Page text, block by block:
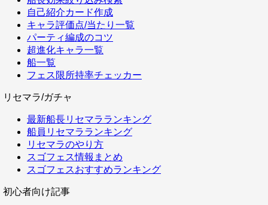
自己紹介カード作成
キャラ評価点/当たり一覧
パーティ編成のコツ
超進化キャラ一覧
船一覧
フェス限所持率チェッカー
リセマラ/ガチャ
最新船長リセマラランキング
船員リセマラランキング
リセマラのやり方
スゴフェス情報まとめ
スゴフェスおすすめランキング
初心者向け記事